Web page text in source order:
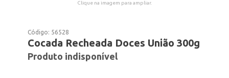
Clique na imagem para ampliar.
Código: 56528
Cocada Recheada Doces União 300g
Produto indisponível